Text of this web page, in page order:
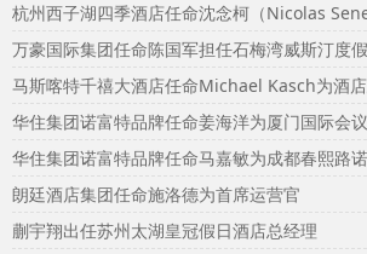
杭州西子湖四季酒店任命沈念柯（Nicolas
万豪国际集团任命陈国军担任石梅湾威斯汀度
马斯喀特千禧大酒店任命Michael Kasch为酒
华住集团诺富特品牌任命马嘉敏为成都春熙路
朗廷酒店集团任命施洛德为首席运营官
蒯宇翔出任苏州太湖皇冠假日酒店总经理